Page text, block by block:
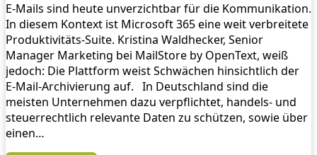
E-Mails sind heute unverzichtbar für die Kommunikation.
In diesem Kontext ist Microsoft 365 eine weit verbreitete
Produktivitäts-Suite. Kristina Waldhecker, Senior
Manager Marketing bei MailStore by OpenText, weiß
jedoch: Die Plattform weist Schwächen hinsichtlich der
E-Mail-Archivierung auf. In Deutschland sind die
meisten Unternehmen dazu verpflichtet, handels- und
steuerrechtlich relevante Daten zu schützen, sowie über
einen…